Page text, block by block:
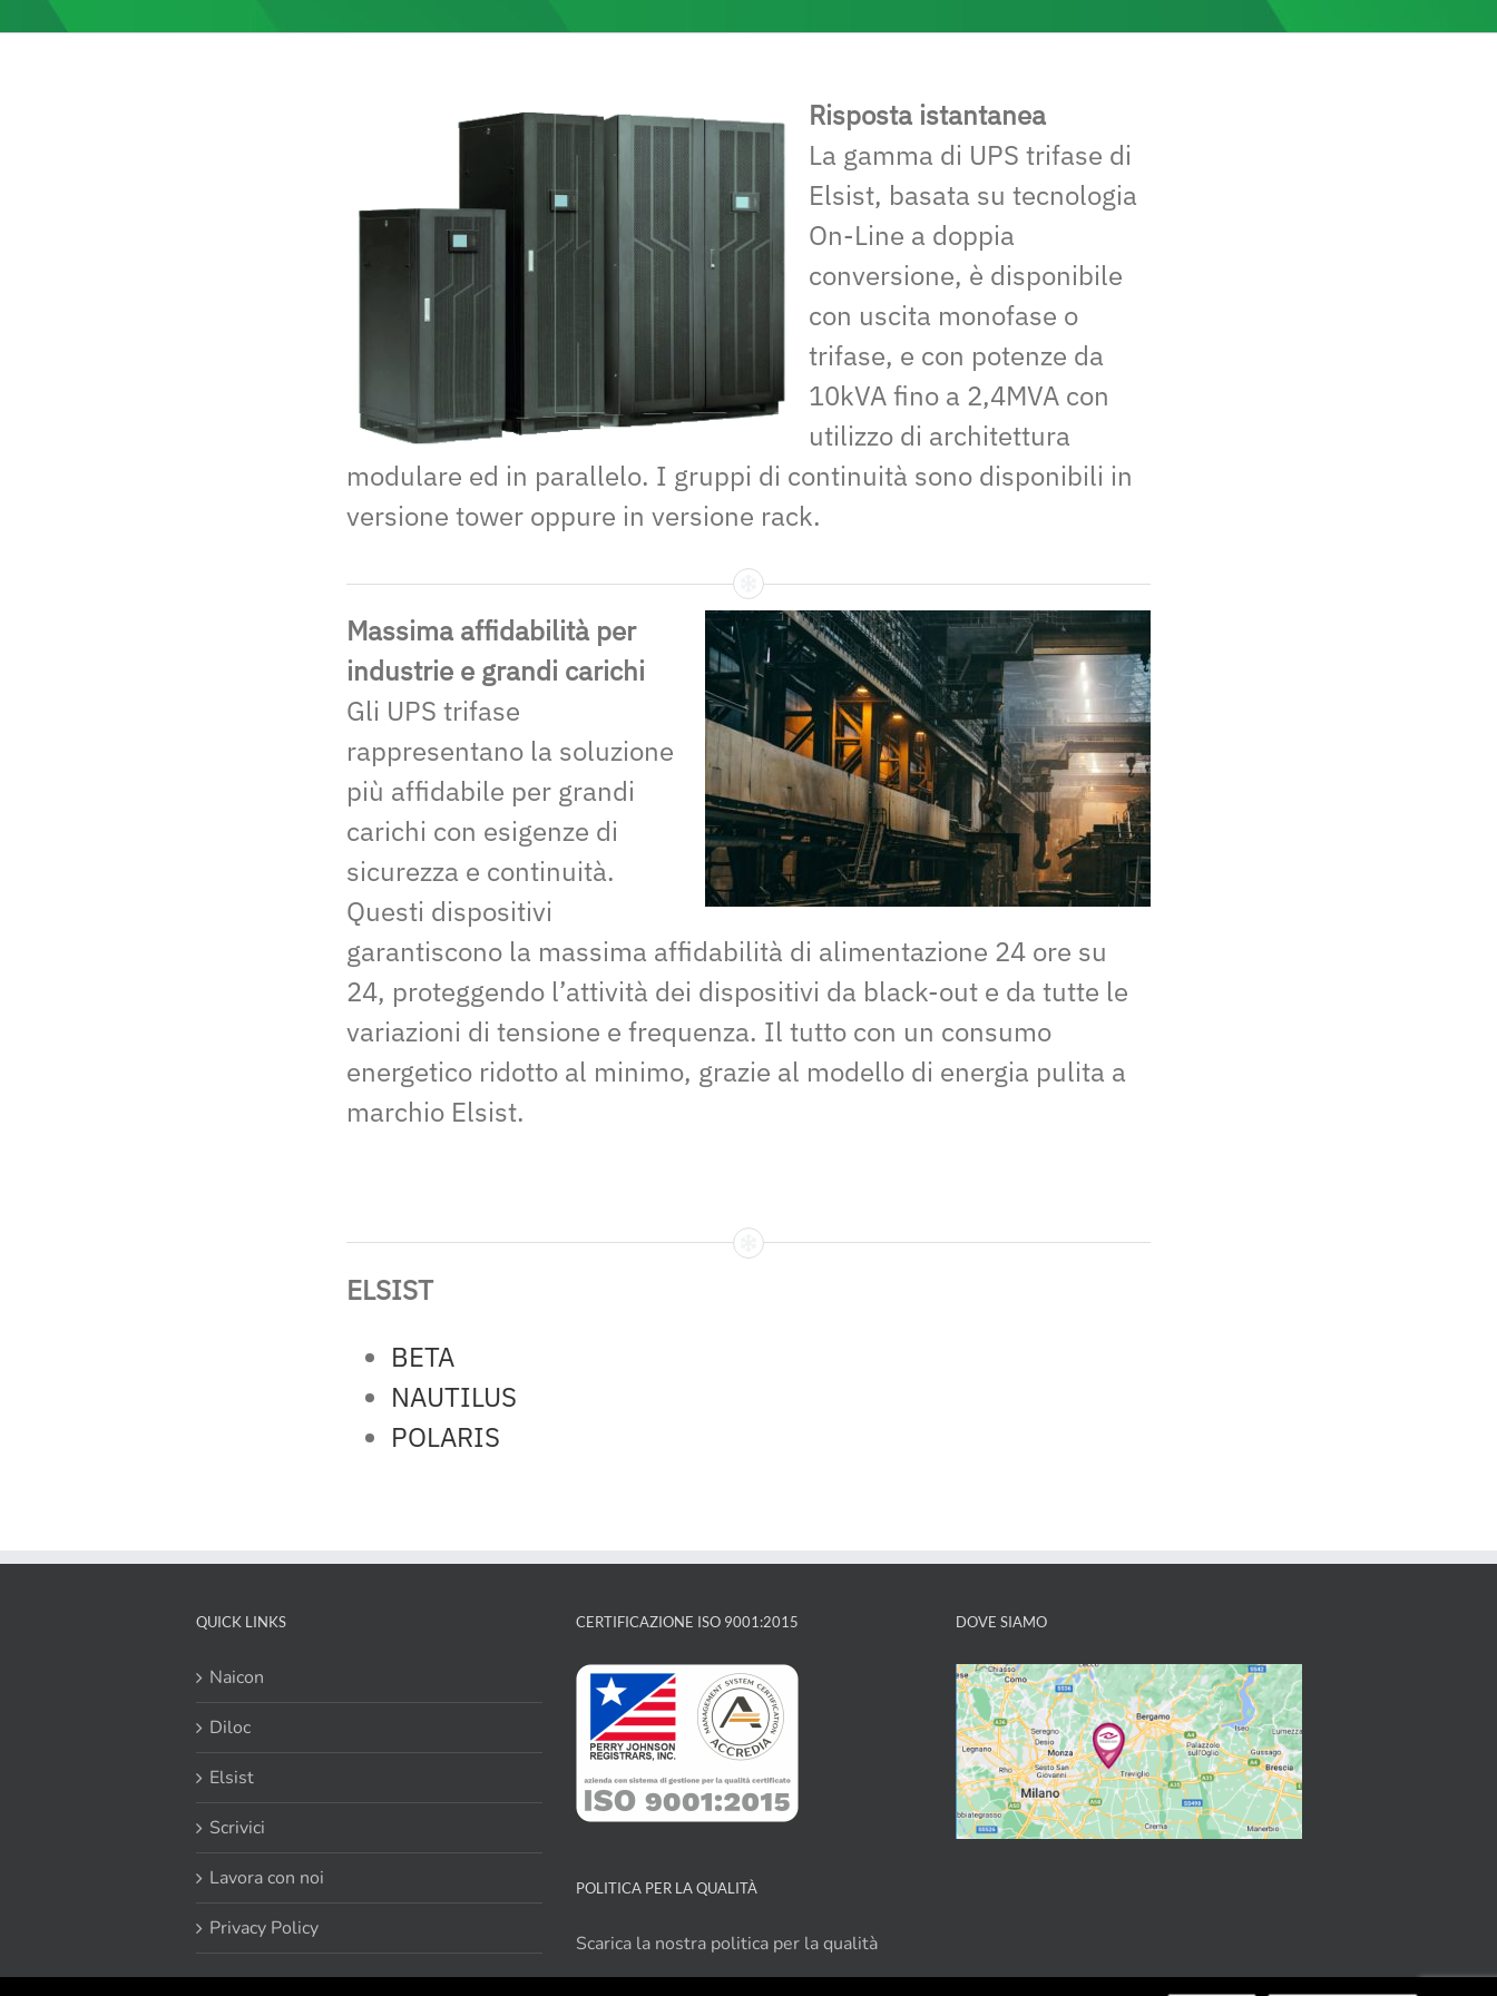
Risposta istantanea
La gamma di UPS trifase di
Elsist, basata su tecnologia
On-Line a doppia
conversione, è disponibile
con uscita monofase o
trifase, e con potenze da
10kVA fino a 2,4MVA con
utilizzo di architettura
modulare ed in parallelo. I gruppi di continuità sono disponibili in
versione tower oppure in versione rack.
Massima affidabilità per
industrie e grandi carichi
Gli UPS trifase
rappresentano la soluzione
più affidabile per grandi
carichi con esigenze di
sicurezza e continuità.
Questi dispositivi
garantiscono la massima affidabilità di alimentazione 24 ore su
24, proteggendo l’attività dei dispositivi da black-out e da tutte le
variazioni di tensione e frequenza. Il tutto con un consumo
energetico ridotto al minimo, grazie al modello di energia pulita a
marchio Elsist.
ELSIST
BETA
NAUTILUS
POLARIS
QUICK LINKS
Naicon
Diloc
Elsist
Scrivici
Lavora con noi
Privacy Policy
CERTIFICAZIONE ISO 9001:2015
POLITICA PER LA QUALITÀ
Scarica la nostra politica per la qualità
DOVE SIAMO